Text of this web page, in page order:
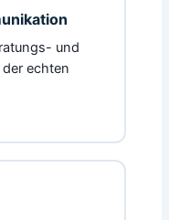
und
echten